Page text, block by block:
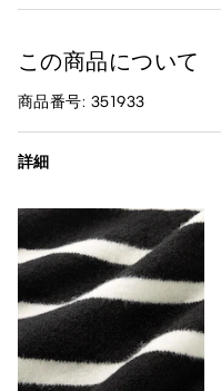
この商品について
商品番号: 351933
詳細